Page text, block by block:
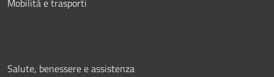
Salute, benessere e assistenza